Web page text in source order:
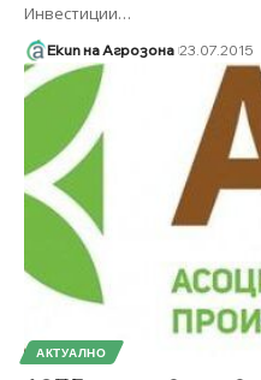
Инвестиции…
Екип на Агрозона 23.07.2015
АКТУАЛНО